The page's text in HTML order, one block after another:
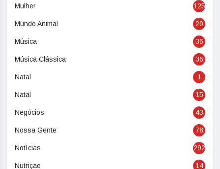
Mulher 125
Mundo Animal 20
Música 36
Música Clássica 36
Natal 1
Natal 15
Negócios 43
Nossa Gente 78
Notícias 292
Nutriçao 14